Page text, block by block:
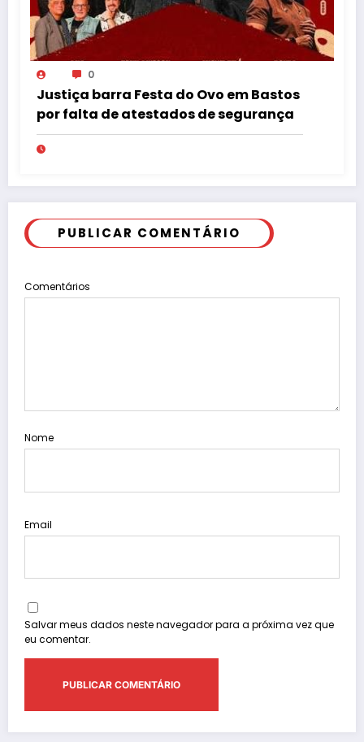
0
Justiça barra Festa do Ovo em Bastos
por falta de atestados de segurança
PUBLICAR COMENTÁRIO
Comentários
Nome
Email
Salvar meus dados neste navegador para a próxima vez que
eu comentar.